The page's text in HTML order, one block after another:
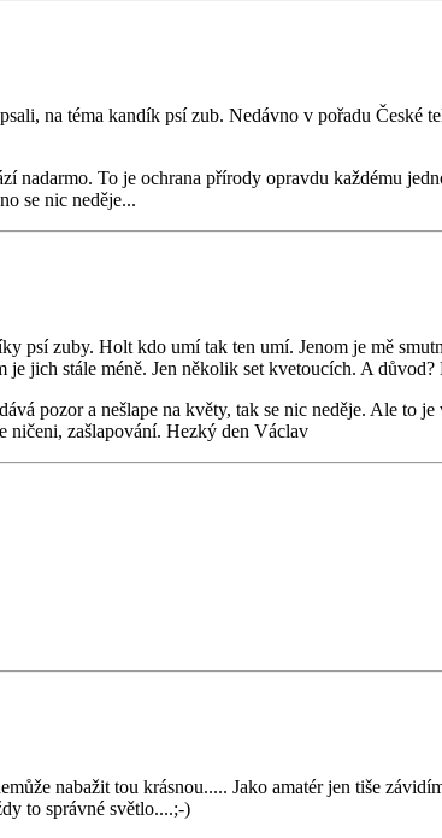
na téma kandík psí zub. Nedávno v pořadu České
nadarmo. To je ochrana přírody opravdu každému
se nic neděje...
psí zuby. Holt kdo umí tak ten umí. Jenom je mě
jich stále méně. Jen několik set kvetoucích. A
pozor a nešlape na květy, tak se nic neděje. Ale
ničeni, zašlapování. Hezký den Václav
nabažit tou krásnou..... Jako amatér jen tiše
to správné světlo....;-)